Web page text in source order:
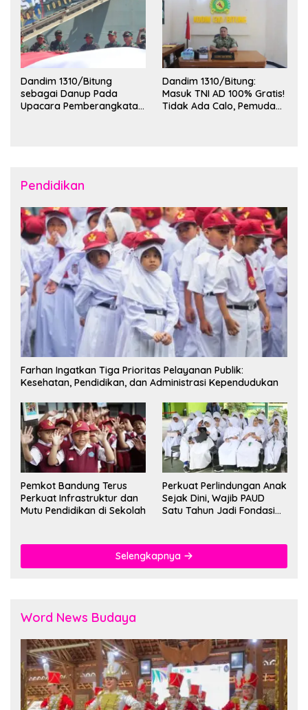
Kota Bitung
Dandim 1310/Bitung
sebagai Danup Pada
Upacara Pemberangkatan
Dandim 1310/Bitung:
Masuk TNI AD 100% Gratis!
Tidak Ada Calo, Pemuda
Pendidikan
Farhan Ingatkan Tiga Prioritas Pelayanan Publik:
Kesehatan, Pendidikan, dan Administrasi Kependudukan
Pemkot Bandung Terus
Perkuat Infrastruktur dan
Mutu Pendidikan di Sekolah
Perkuat Perlindungan Anak
Sejak Dini, Wajib PAUD
Satu Tahun Jadi Fondasi
Selengkapnya
Word News Budaya